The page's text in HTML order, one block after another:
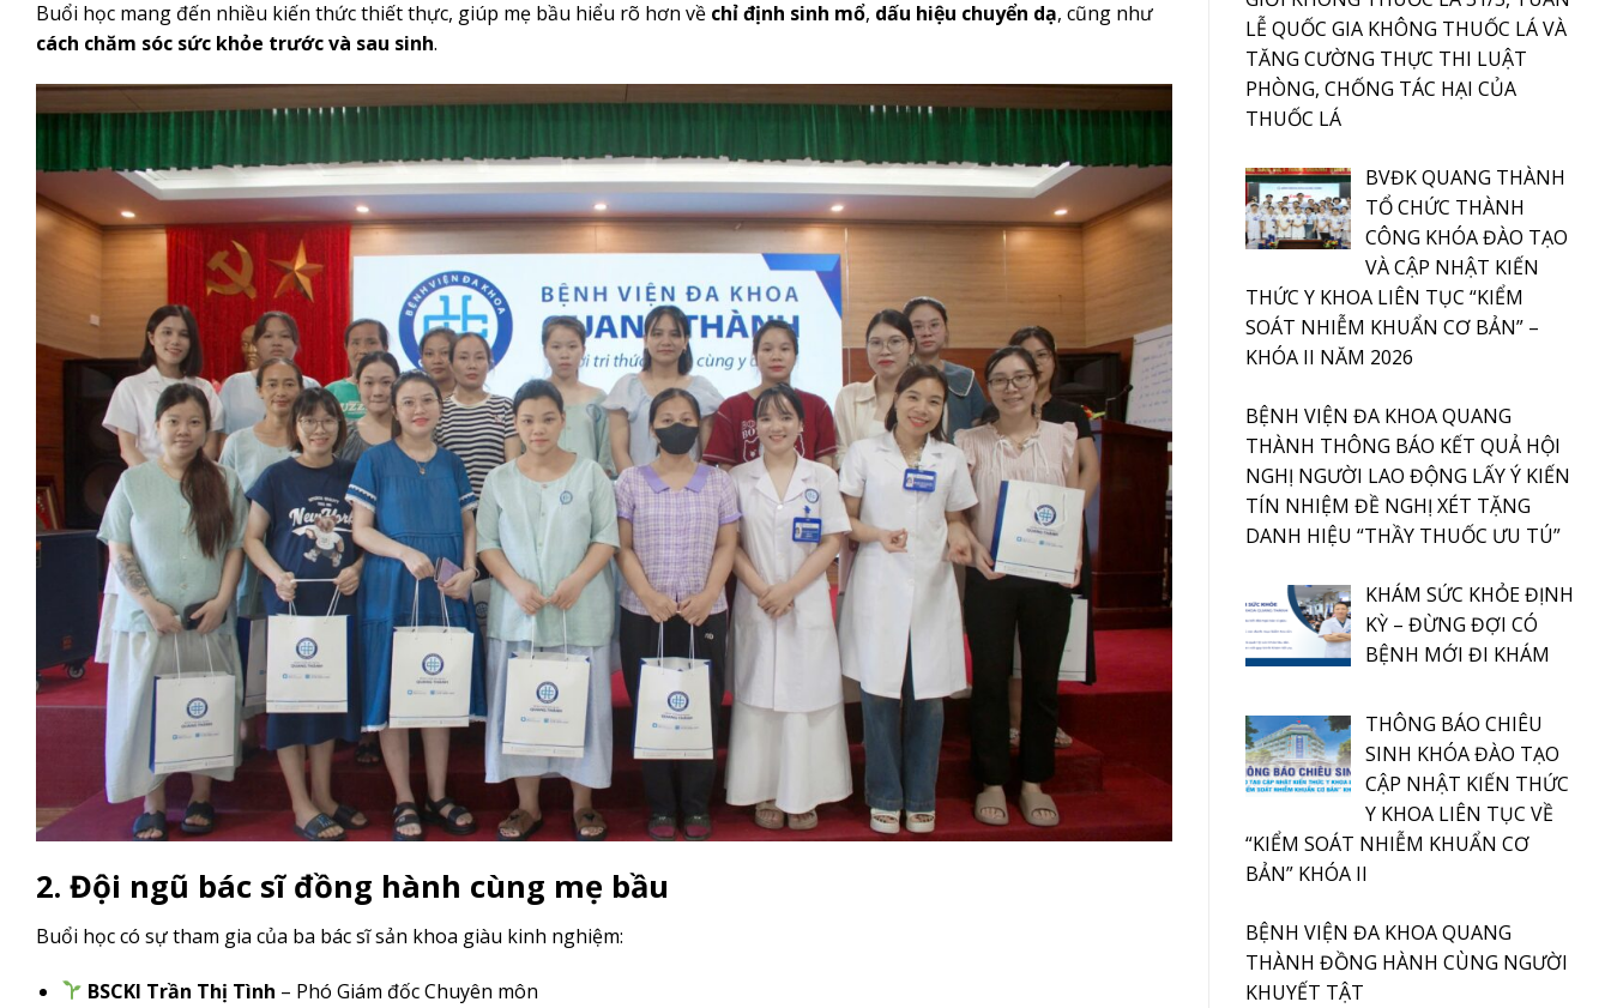
Buổi học mang đến nhiều kiến thức thiết thực, giúp mẹ bầu hiểu rõ hơn về chỉ định sinh mổ, dấu hiệu chuyển dạ, cũng như
cách chăm sóc sức khỏe trước và sau sinh.
2. Đội ngũ bác sĩ đồng hành cùng mẹ bầu
Buổi học có sự tham gia của ba bác sĩ sản khoa giàu kinh nghiệm:
BSCKI Trần Thị Tình – Phó Giám đốc Chuyên môn
LỄ QUỐC GIA KHÔNG THUỐC LÁ VÀ
TĂNG CƯỜNG THỰC THI LUẬT
PHÒNG, CHỐNG TÁC HẠI CỦA
THUỐC LÁ
BVĐK QUANG THÀNH
TỔ CHỨC THÀNH
CÔNG KHÓA ĐÀO TẠO
VÀ CẬP NHẬT KIẾN
THỨC Y KHOA LIÊN TỤC “KIỂM
SOÁT NHIỄM KHUẨN CƠ BẢN” –
KHÓA II NĂM 2026
BỆNH VIỆN ĐA KHOA QUANG
THÀNH THÔNG BÁO KẾT QUẢ HỘI
NGHỊ NGƯỜI LAO ĐỘNG LẤY Ý KIẾN
TÍN NHIỆM ĐỀ NGHỊ XÉT TẶNG
DANH HIỆU “THẦY THUỐC ƯU TÚ”
KHÁM SỨC KHỎE ĐỊNH
KỲ – ĐỪNG ĐỢI CÓ
BỆNH MỚI ĐI KHÁM
THÔNG BÁO CHIÊU
SINH KHÓA ĐÀO TẠO
CẬP NHẬT KIẾN THỨC
Y KHOA LIÊN TỤC VỀ
“KIỂM SOÁT NHIỄM KHUẨN CƠ
BẢN” KHÓA II
BỆNH VIỆN ĐA KHOA QUANG
THÀNH ĐỒNG HÀNH CÙNG NGƯỜI
KHUYẾT TẬT